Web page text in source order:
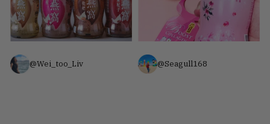
@Wei_too_Liv @Seagull168